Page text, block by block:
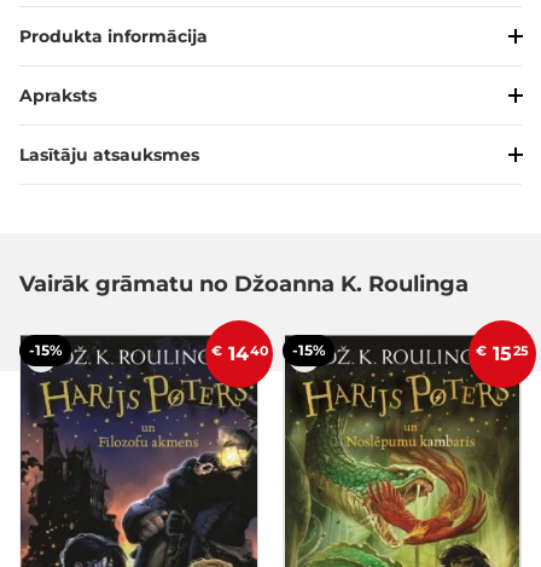
Produkta informācija
Apraksts
Lasītāju atsauksmes
Vairāk grāmatu no Džoanna K. Roulinga
-15% € 1440 -15% € 1525